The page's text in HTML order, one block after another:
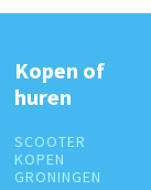
Kopen of
huren
SCOOTER
KOPEN
GRONINGEN